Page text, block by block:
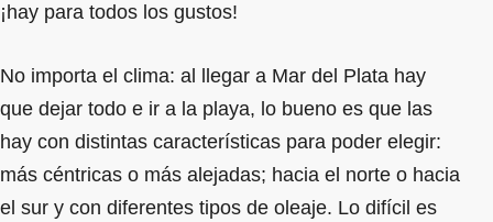
¡hay para todos los gustos!
No importa el clima: al llegar a Mar del Plata hay
que dejar todo e ir a la playa, lo bueno es que las
hay con distintas características para poder elegir:
más céntricas o más alejadas; hacia el norte o hacia
el sur y con diferentes tipos de oleaje. Lo difícil es